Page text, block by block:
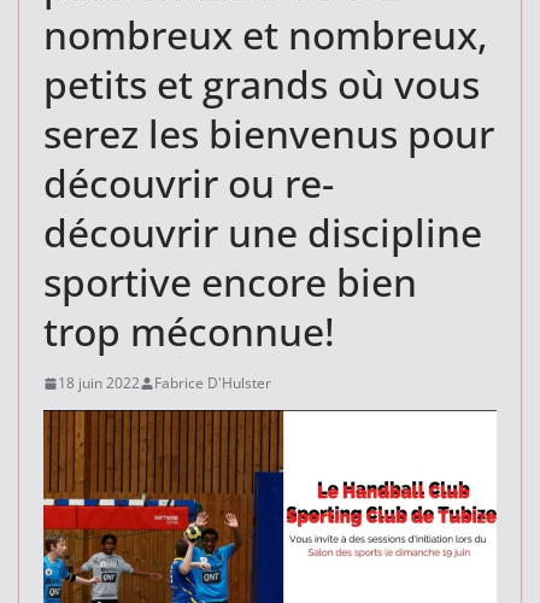
nombreux et nombreux,
petits et grands où vous
serez les bienvenus pour
découvrir ou re-
découvrir une discipline
sportive encore bien
trop méconnue!
18 juin 2022 Fabrice D'Hulster